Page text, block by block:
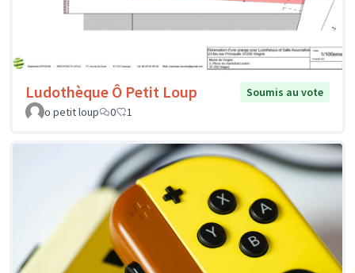
Ludothèque Ô Petit Loup
Soumis au vote
o petit loup
0 1